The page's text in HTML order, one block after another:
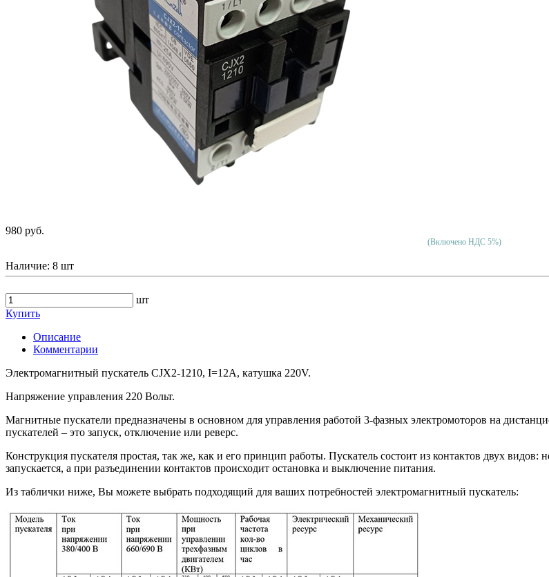
980 руб.
(Включено НДС 5%)
Наличие: 8 шт
шт
Купить
Описание
Комментарии
Электромагнитный пускатель CJX2-1210, I=12A, катушка 220V.
Напряжение управления 220 Вольт.
Магнитные пускатели предназначены в основном для управления работой 3-фазных электромоторов на
пускателей – это запуск, отключение или реверс.
Конструкция пускателя простая, так же, как и его принцип работы. Пускатель состоит из контактов двух
запускается, а при разъединении контактов происходит остановка и выключение питания.
Из таблички ниже, Вы можете выбрать подходящий для ваших потребностей электромагнитный пускатель: